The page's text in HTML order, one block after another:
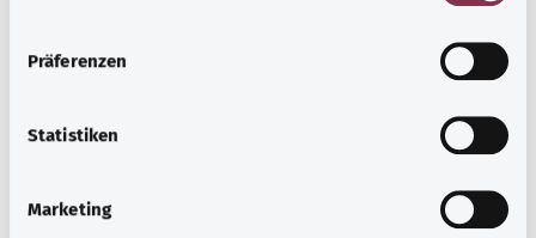
Präferenzen
Statistiken
Marketing